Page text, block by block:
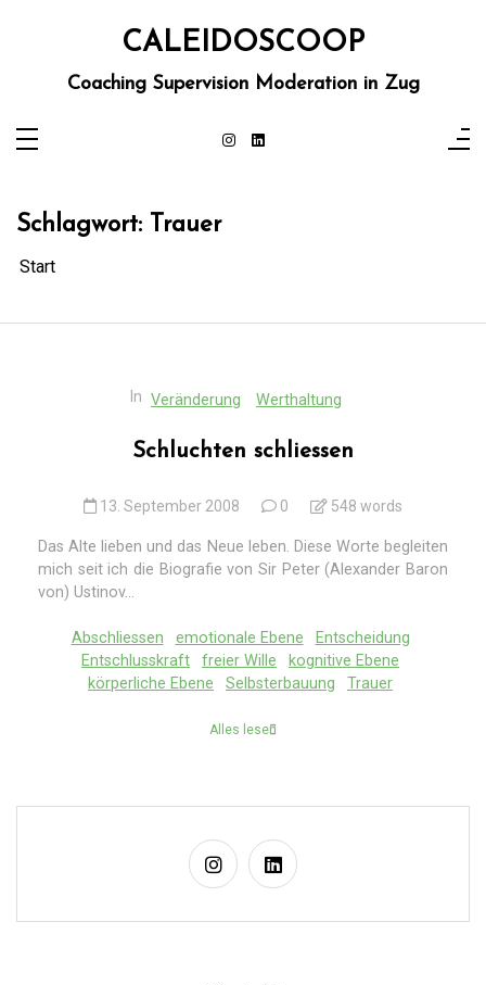
CALEIDOSCOOP
Coaching Supervision Moderation in Zug
Schlagwort: Trauer
Start
In Veränderung Werthaltung
Schluchten schliessen
13. September 2008 0 548 words
Das Alte lieben und das Neue leben. Diese Worte begleiten
mich seit ich die Biografie von Sir Peter (Alexander Baron
von) Ustinov...
Abschliessen emotionale Ebene
Entscheidung
Entschlusskraft
freier Wille
kognitive Ebene
körperliche Ebene
Selbsterbauung Trauer
Alles lesen